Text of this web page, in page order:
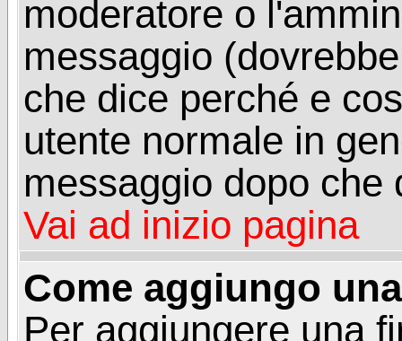
moderatore o
messaggio
che dice perché e
utente normale in
messaggio dopo che
Vai ad inizio pagina
Come aggiungo
Per aggiungere una